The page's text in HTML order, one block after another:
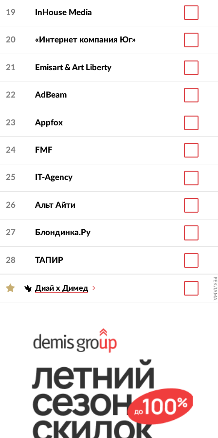
19 InHouse Media
20 «Интернет компания Юг»
21 Emisart & Art Liberty
22 AdBeam
23 Appfox
24 FMF
25 IT-Agency
26 Альт Айти
27 Блондинка.Ру
28 ТАПИР
Диай х Димед РЕКЛАМА